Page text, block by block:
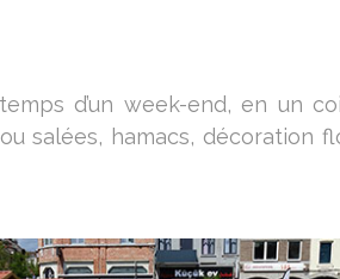
d’un week-end, en un
salées, hamacs, décoration